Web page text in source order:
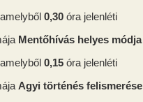
0,30 óra jelenléti
Mentőhívás helyes módja
0,15 óra jelenléti
Agyi történés felismerése